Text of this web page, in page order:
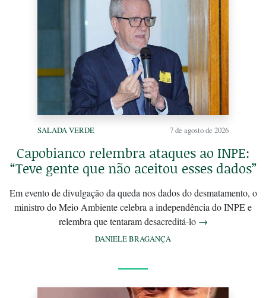
SALADA VERDE 7 de agosto de 2026
Capobianco relembra ataques ao INPE:
“Teve gente que não aceitou esses dados”
Em evento de divulgação da queda nos dados do desmatamento, o
ministro do Meio Ambiente celebra a independência do INPE e
relembra que tentaram desacreditá-lo →
DANIELE BRAGANÇA